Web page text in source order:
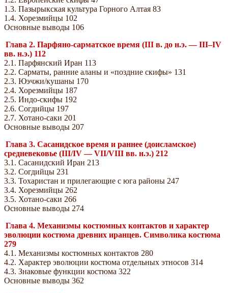
1.3. Пазырыкская культура Горного Алтая 83
1.4. Хорезмийцы 102
Основные выводы 106
Глава 2. Парфяно-сарматское время (III в. до н.э. — III–IV
вв. н.э.) 112
2.1. Парфянский Иран 113
2.2. Сарматы, ранние аланы и «поздние скифы» 131
2.3. Юэчжи/кушаны 170
2.4. Хорезмийцы 187
2.5. Индо-скифы 192
2.6. Согдийцы 197
2.7. Хотано-саки 201
Основные выводы 207
Глава 3. Сасанидское время и раннее (доисламское)
средневековье (III/IV — VII/VIII вв. н.э.) 212
3.1. Сасанидский Иран 213
3.2. Согдийцы 231
3.3. Тохаристан и прилегающие с юга районы 247
3.4. Хорезмийцы 262
3.5. Хотано-саки 266
Основные выводы 274
Глава 4. Механизмы костюмных контактов и характер
эволюции костюма древних иранцев. Символика костюма
279
4.1. Механизмы костюмных контактов 280
4.2. Характер эволюции костюма отдельных этносов 314
4.3. Знаковые функции костюма 322
Основные выводы 362